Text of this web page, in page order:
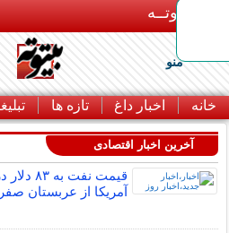
بـیتوتــه
منو
خانه اخبار داغ تازه ها
آخرین اخبار اقتصادی
قیمت
آمریکا از عربستان